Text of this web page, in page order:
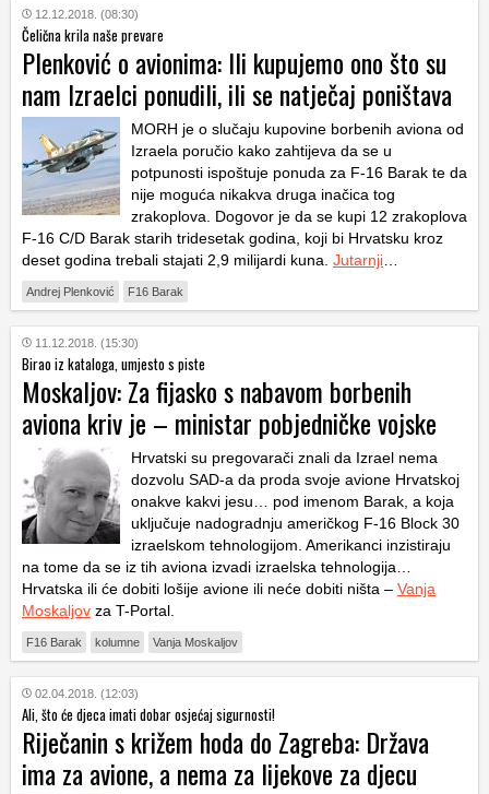
12.12.2018. (08:30)
Čelična krila naše prevare
Plenković o avionima: Ili kupujemo ono što su
nam Izraelci ponudili, ili se natječaj poništava
MORH je o slučaju kupovine borbenih aviona od
Izraela poručio kako zahtijeva da se u
potpunosti ispoštuje ponuda za F-16 Barak te da
nije moguća nikakva druga inačica tog
zrakoplova. Dogovor je da se kupi 12 zrakoplova
F-16 C/D Barak starih tridesetak godina, koji bi Hrvatsku kroz
deset godina trebali stajati 2,9 milijardi kuna. Jutarnji
Andrej Plenković F16 Barak
11.12.2018. (15:30)
Birao iz kataloga, umjesto s piste
Moskaljov: Za fijasko s nabavom borbenih
aviona kriv je – ministar pobjedničke vojske
Hrvatski su pregovarači znali da Izrael nema
dozvolu SAD-a da proda svoje avione Hrvatskoj
onakve kakvi jesu… pod imenom Barak, a koja
uključuje nadogradnju američkog F-16 Block 30
izraelskom tehnologijom. Amerikanci inzistiraju
na tome da se iz tih aviona izvadi izraelska tehnologija…
Hrvatska ili će dobiti lošije avione ili neće dobiti ništa – Vanja
Moskaljov za T-Portal.
F16 Barak kolumne Vanja Moskaljov
02.04.2018. (12:03)
Ali, što će djeca imati dobar osjećaj sigurnosti!
Riječanin s križem hoda do Zagreba: Država
ima za avione, a nema za lijekove za djecu